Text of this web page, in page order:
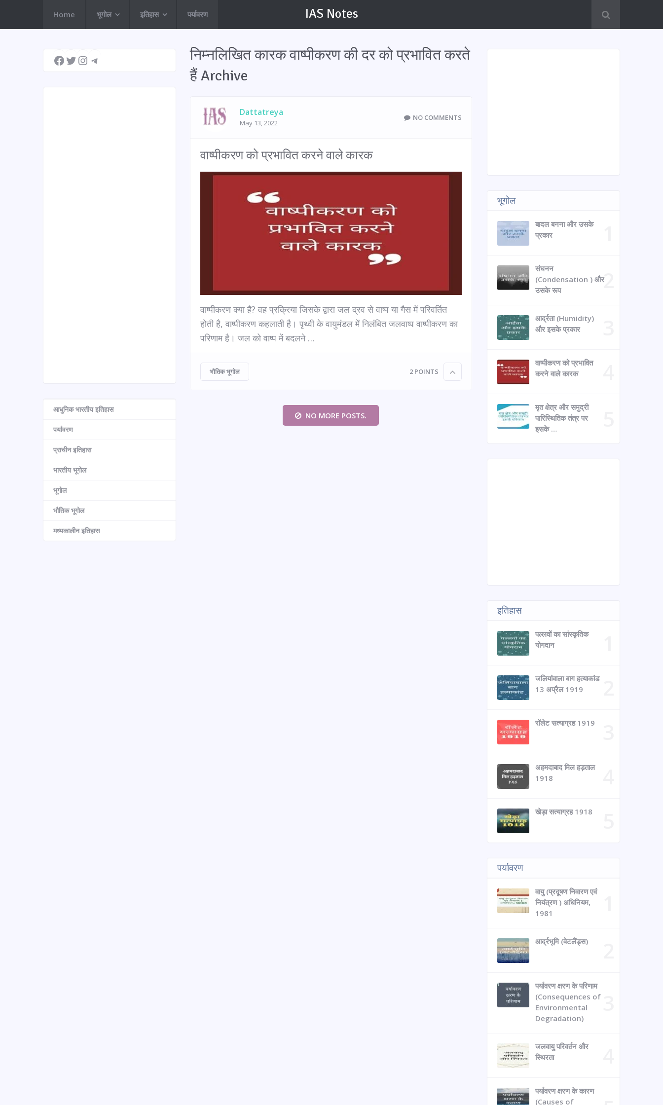
Home भूगोल इतिहास पर्यावरण IAS Notes
निम्नलिखित कारक वाष्पीकरण की दर को प्रभावित करते
हैं Archive
Dattatreya
May 13, 2022
NO COMMENTS
वाष्पीकरण को प्रभावित करने वाले कारक
वाष्पीकरण क्या है? वह प्रक्रिया जिसके द्वारा जल द्रव से वाष्प या गैस में परिवर्तित
होती है, वाष्पीकरण कहलाती है। पृथ्वी के वायुमंडल में निलंबित जलवाष्प वाष्पीकरण का
परिणाम है। जल को वाष्प में बदलने …
भौतिक भूगोल 2 POINTS
NO MORE POSTS.
Facebook
TwitterInstagram
आधुनिक भारतीय इतिहास
पर्यावरण
प्राचीन इतिहास
भारतीय भूगोल
भूगोल
भौतिक भूगोल
मध्यकालीन इतिहास
भूगोल
बादल बनना और उसके
प्रकार
संघनन
(Condensation ) और
उसके रूप
आर्द्रता (Humidity)
और इसके प्रकार
वाष्पीकरण को प्रभावित
करने वाले कारक
मृत क्षेत्र और समुद्री
पारिस्थितिक तंत्र पर
इसके …
इतिहास
पल्लवों का सांस्कृतिक
योगदान
जलियांवाला बाग हत्याकांड
13 अप्रैल 1919
रॉलेट सत्याग्रह 1919
अहमदाबाद मिल हड़ताल
1918
खेड़ा सत्याग्रह 1918
पर्यावरण
वायु (प्रदूषण निवारण एवं
नियंत्रण ) अधिनियम,
1981
आर्द्रभूमि (वेटलैंड्स)
पर्यावरण क्षरण के परिणाम
(Consequences of
Environmental
Degradation)
जलवायु परिवर्तन और
स्थिरता
पर्यावरण क्षरण के कारण
(Causes of